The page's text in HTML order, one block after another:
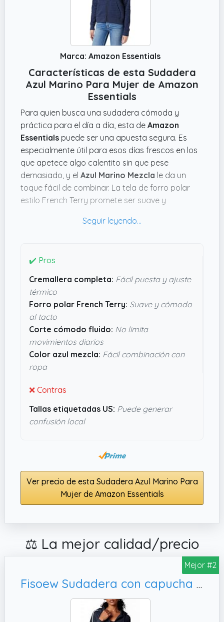
Marca: Amazon Essentials
Características de esta Sudadera
Azul Marino Para Mujer de Amazon
Essentials
Para quien busca una sudadera cómoda y
práctica para el día a día, esta de Amazon
Essentials puede ser una apuesta segura. Es
especialmente útil para esos días frescos en los
que apetece algo calentito sin que pese
demasiado, y el Azul Marino Mezcla le da un
toque fácil de combinar. La tela de forro polar
estilo French Terry promete ser suave y
casa o salir a dar un paseo sin complicaciones.
completa, que hace que ponértela o quitártela
la temperatura según te apetezca. El corte
cómodo y fluido sugiere que no vas a sentirte
atrapada ni limitada, algo que siempre se
agradece en prendas casual. No promete cosas
revolucionarias, pero parece justo lo que
necesitas cuando buscas algo funcional y sin
florituras que dure y se adapte bien.
✔️ Pros
Cremallera completa: Fácil puesta y ajuste
térmico
Forro polar French Terry: Suave y cómodo
al tacto
Corte cómodo fluido: No limita
movimientos diarios
Color azul mezcla: Fácil combinación con
ropa
❌ Contras
Tallas etiquetadas US: Puede generar
confusión local
Ver precio de esta Sudadera Azul Marino Para
Mujer de Amazon Essentials
⚖️ La mejor calidad/precio
Mejor #2
Fisoew Sudadera con capucha para mujer, L